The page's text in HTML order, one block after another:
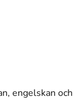
engelskan